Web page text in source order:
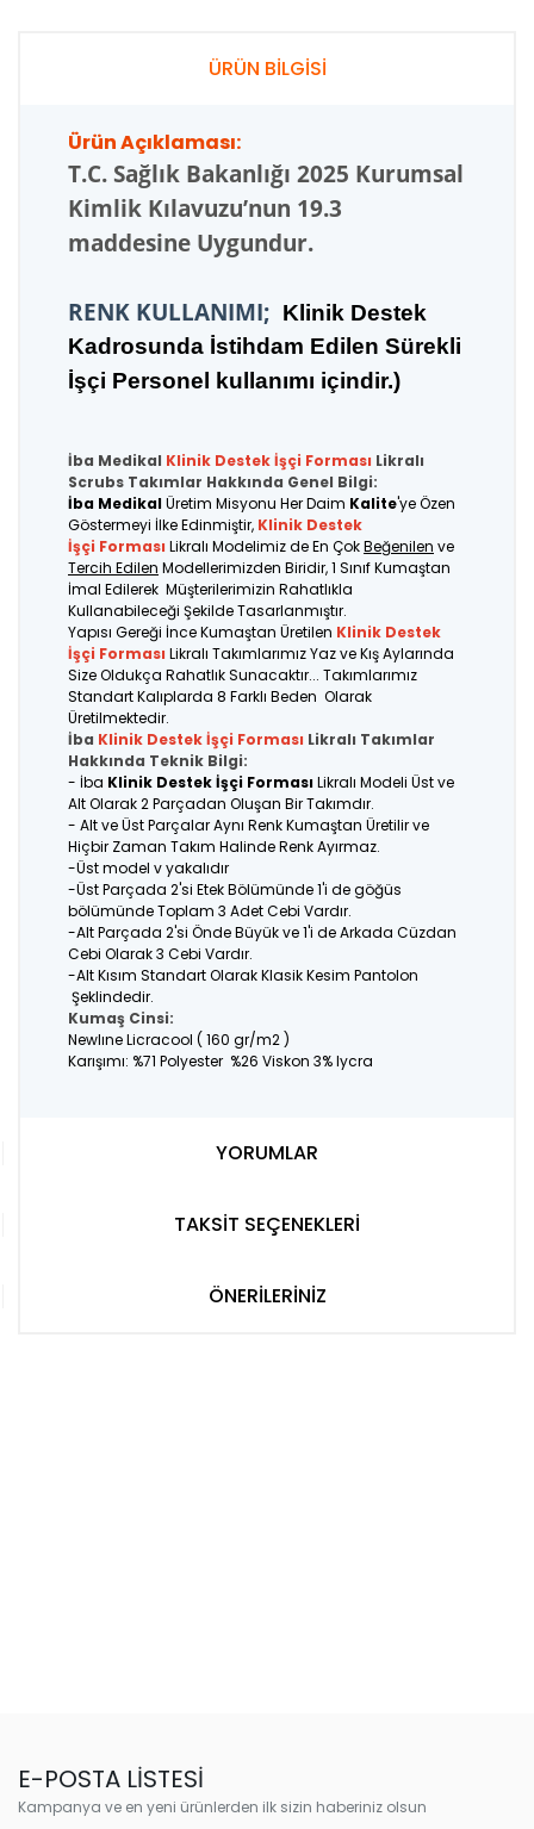
ÜRÜN BİLGİSİ
Ürün Açıklaması:
T.C. Sağlık Bakanlığı 2025 Kurumsal
Kimlik Kılavuzu’nun 19.3
maddesine Uygundur.
RENK KULLANIMI; K linik Destek
Kadrosunda İstihdam Edilen Sürekli
İşçi Personel kullanımı içindir.)
İba Medikal Klinik Destek İşçi Forması Likralı
Scrubs Takımlar Hakkında Genel Bilgi:
İba MedikalÜretim Misyonu Her Daim Kalite'ye Özen
Göstermeyi İlke Edinmiştir, Klinik Destek
İşçi Forması Likralı Modelimiz de En ÇokBeğenilen ve
Tercih Edilen Modellerimizden Biridir, 1 Sınıf Kumaştan
İmal Edilerek Müşterilerimizin Rahatlıkla
Kullanabileceği Şekilde Tasarlanmıştır.
Yapısı Gereği İnce Kumaştan Üretilen Klinik Destek
İşçi Forması Likralı Takımlarımız Yaz ve Kış Aylarında
Size Oldukça Rahatlık Sunacaktır... Takımlarımız
Standart Kalıplarda 8 Farklı Beden Olarak
Üretilmektedir.
İba Klinik Destek İşçi Forması Likralı Takımlar
Hakkında Teknik Bilgi:
- İba Klinik Destek İşçi FormasıLikralı Modeli Üst ve
Alt Olarak 2 Parçadan Oluşan Bir Takımdır.
- Alt ve Üst Parçalar Aynı Renk Kumaştan Üretilir ve
Hiçbir Zaman Takım Halinde Renk Ayırmaz.
-Üst model v yakalıdır
-Üst Parçada 2'si Etek Bölümünde 1'i de göğüs
bölümünde Toplam 3 Adet Cebi Vardır.
-Alt Parçada 2'si Önde Büyük ve 1'i de Arkada Cüzdan
Cebi Olarak 3 Cebi Vardır.
-Alt Kısım Standart Olarak Klasik Kesim Pantolon
Şeklindedir.
Kumaş Cinsi:
Newlıne Licracool ( 160 gr/m2 )
Karışımı: %71 Polyester %26 Viskon 3% lycra
YORUMLAR
TAKSİT SEÇENEKLERİ
ÖNERİLERİNİZ
E-POSTA LİSTESİ
Kampanya ve en yeni ürünlerden ilk sizin haberiniz olsun